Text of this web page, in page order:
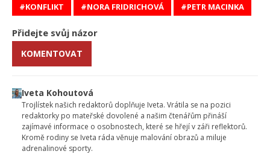
KONFLIKT NORA FRIDRICHOVÁ PETR MACINKA
Přidejte svůj názor
KOMENTOVAT
Iveta Kohoutová
Trojlístek našich redaktorů doplňuje Iveta. Vrátila se na pozici
redaktorky po mateřské dovolené a našim čtenářům přináší
zajímavé informace o osobnostech, které se hřejí v záři reflektorů.
Kromě rodiny se Iveta ráda věnuje malování obrazů a miluje
adrenalinové sporty.